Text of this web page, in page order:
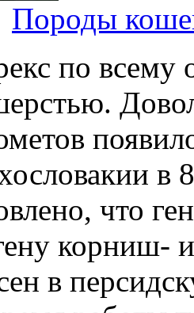
Породы
по всему
в
что
корниш-
в